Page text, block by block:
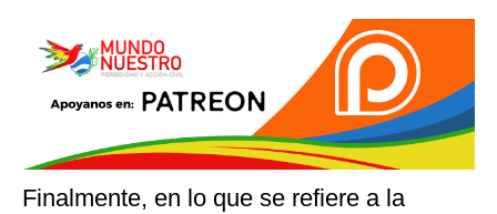
Finalmente, en lo que se refiere a la